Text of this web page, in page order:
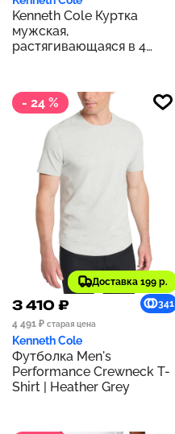
Kenneth Cole Куртка
мужская,
растягивающаяся в 4
рубашка из сирсакера |
NAVY
- 24 %
Доставка 199 р.
3 410 ₽
341
4 491 ₽ старая цена
Kenneth Cole
Футболка Men's
Performance Crewneck T-
Shirt | Heather Grey